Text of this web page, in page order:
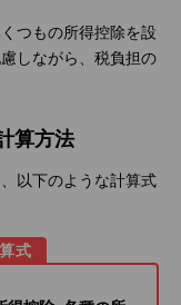
つもの所得控除を設
しながら、税負担の
算方法
以下のような計算式
式